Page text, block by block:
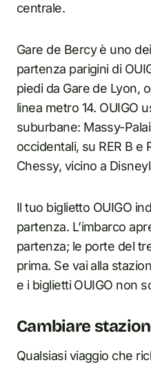
centrale.
Gare de Bercy è uno
partenza parigini di
piedi da Gare de Lyon,
linea metro 14. OUIGO
suburbane: Massy-
occidentali, su RER B e
Chessy, vicino a
Il tuo biglietto OUIGO
partenza. L’imbarco
partenza; le porte del
prima. Se vai alla
e i biglietti OUIGO non
Cambiare
Qualsiasi viaggio che